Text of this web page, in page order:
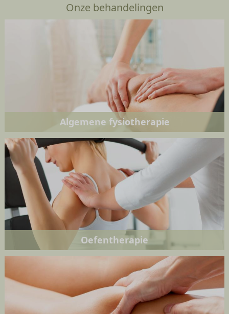
geleidelijk op in de weken na de behandeling.
Onze behandelingen
Algemene fysiotherapie
Oefentherapie